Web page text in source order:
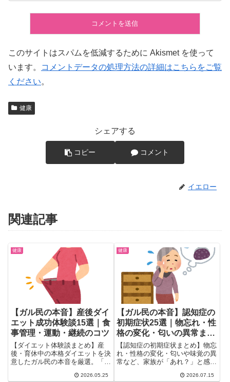
このサイトはスパムを低減するために Akismet を使って
います。
コメントデータの処理方法の詳細はこちらをご覧
ください。
健康
シェアする
コピー コメント
イエロー
関連記事
健康
【ガル民の本音】産後ダイ
エット成功体験談15選｜食
事管理・運動・継続のコツ
【ダイエット体験談まとめ】産
後・育休中の本格ダイエットを決
意したガル民の本音を厳選。「最
落とし穴、食事管理の具体的コ
2026.05.25
健康
【ガル民の本音】認知症の
初期症状25選｜物忘れ・性
格の変化・匂いの異常まで
実体験
【認知症の初期症状まとめ】物忘
れ・性格の変化・匂いや味覚の異
常など、家族が「あれ？」と感じ
証言。若年性認知症のサインや通
2026.07.15